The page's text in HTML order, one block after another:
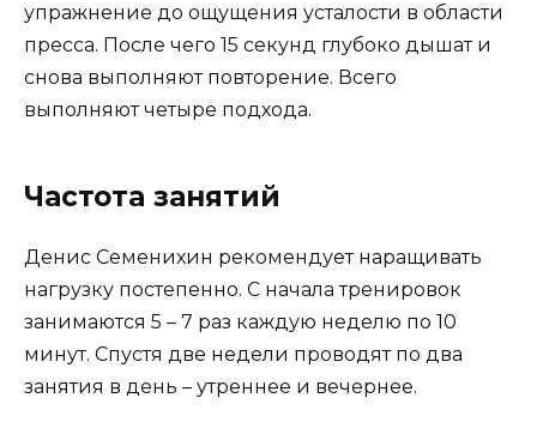
упражнение до ощущения усталости в области
пресса. После чего 15 секунд глубоко дышат и
снова выполняют повторение. Всего
выполняют четыре подхода.
Частота занятий
Денис Семенихин рекомендует наращивать
нагрузку постепенно. С начала тренировок
занимаются 5 – 7 раз каждую неделю по 10
минут. Спустя две недели проводят по два
занятия в день – утреннее и вечернее.